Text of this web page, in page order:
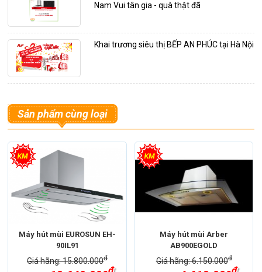
Nam Vui tân gia - quà thật đã
Khai trương siêu thị BẾP AN PHÚC tại Hà Nội
Sản phẩm cùng loại
Máy hút mùi EUROSUN EH-
90IL91
Giá hãng: 15.800.000đ
Máy hút mùi Arber
AB900EGOLD
Giá hãng: 6.150.000đ